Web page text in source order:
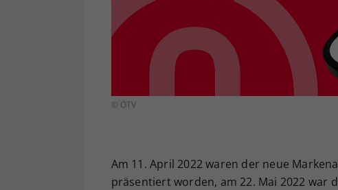
© ÖTV
Am 11. April 2022 waren der neue
präsentiert worden, am 22. Mai 2022 war